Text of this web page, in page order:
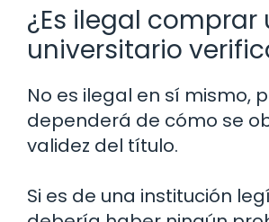
¿Es ilegal
universitario
No es ilegal en sí mismo,
dependerá de cómo se
validez del título.
Si es de una institución